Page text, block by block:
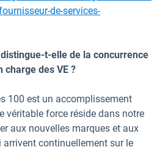
de-services-
t-elle de la concurrence
charge des VE ?
100 est un accomplissement
véritable force réside dans notre
aux nouvelles marques et aux
continuellement sur le